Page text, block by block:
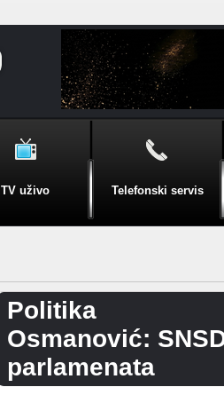
TV uživo Telefonski servis
Politika
Osmanović:
parlamenata